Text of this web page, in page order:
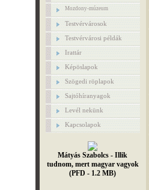
Mozdony-múzeum
Testvérvárosok
Testvérvárosi példák
Irattár
Képöslapok
Szögedi röplapok
Sajtóhíranyagok
Levél nekünk
Kapcsolapok
Mátyás Szabolcs - Illik
tudnom, mert magyar vagyok
(PFD - 1.2 MB)